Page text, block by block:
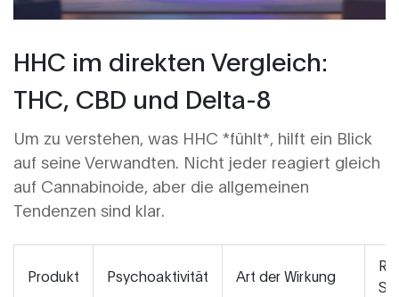
HHC im direkten Vergleich:
THC, CBD und Delta-8
Um zu verstehen, was HHC *fühlt*, hilft ein Blick
auf seine Verwandten. Nicht jeder reagiert gleich
auf Cannabinoide, aber die allgemeinen
Tendenzen sind klar.
Produkt Psychoaktivität Art der Wirkung